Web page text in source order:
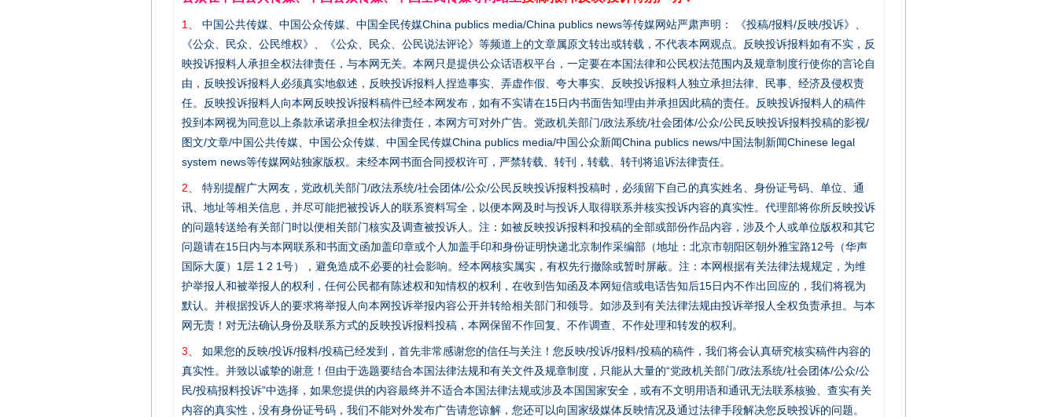
1、
中国公共传媒、中国公众传媒、中国全民传媒China publics media/China publics news等传媒网站严肃声明： 《投稿/报料/反映/投诉》、
《公众、民众、公民维权》、《公众、民众、公民说法评论》等频道上的文章属原文转出或转载，不代表本网观点。反映投诉报料如有不实，反
映投诉报料人承担全权法律责任，与本网无关。本网只是提供公众话语权平台，一定要在本国法律和公民权法范围内及规章制度行使你的言论自
由，反映投诉报料人必须真实地叙述，反映投诉报料人捏造事实、弄虚作假、夸大事实、反映投诉报料人独立承担法律、民事、经济及侵权责
任。反映投诉报料人向本网反映投诉报料稿件已经本网发布，如有不实请在15日内书面告知理由并承担因此稿的责任。反映投诉报料人的稿件
投到本网视为同意以上条款承诺承担全权法律责任，本网方可对外广告。党政机关部门/政法系统/社会团体/公众/公民反映投诉报料投稿的影视/
图文/文章/中国公共传媒、中国公众传媒、中国全民传媒China publics media/中国公众新闻China publics news/中国法制新闻Chinese legal
system news等传媒网站独家版权。未经本网书面合同授权许可，严禁转载、转刊，转载、转刊将追诉法律责任。
2、
特别提醒广大网友，党政机关部门/政法系统/社会团体/公众/公民反映投诉报料投稿时，必须留下自己的真实姓名、身份证号码、单位、通
讯、地址等相关信息，并尽可能把被投诉人的联系资料写全，以便本网及时与投诉人取得联系并核实投诉内容的真实性。代理部将你所反映投诉
的问题转送给有关部门时以便相关部门核实及调查被投诉人。注：如被反映投诉报料和投稿的全部或部份作品内容，涉及个人或单位版权和其它
问题请在15日内与本网联系和书面文函加盖印章或个人加盖手印和身份证明快递北京制作采编部（地址：北京市朝阳区朝外雅宝路12号（华声
国际大厦）1层 1 2 1号），避免造成不必要的社会影响。经本网核实属实，有权先行撤除或暂时屏蔽。注：本网根据有关法律法规规定，为维
护举报人和被举报人的权利，任何公民都有陈述权和知情权的权利，在收到告知函及本网短信或电话告知后15日内不作出回应的，我们将视为
默认。并根据投诉人的要求将举报人向本网投诉举报内容公开并转给相关部门和领导。如涉及到有关法律法规由投诉举报人全权负责承担。与本
网无责！对无法确认身份及联系方式的反映投诉报料投稿，本网保留不作回复、不作调查、不作处理和转发的权利。
3、
如果您的反映/投诉/报料/投稿已经发到，首先非常感谢您的信任与关注！您反映/投诉/报料/投稿的稿件，我们将会认真研究核实稿件内容的
真实性。并致以诚挚的谢意！但由于选题要结合本国法律法规和有关文件及规章制度，只能从大量的“党政机关部门/政法系统/社会团体/公众/公
民/投稿报料投诉”中选择，如果您提供的内容最终并不适合本国法律法规或涉及本国国家安全，或有不文明用语和通讯无法联系核验、查实有关
内容的真实性，没有身份证号码，我们不能对外发布广告请您谅解，您还可以向国家级媒体反映情况及通过法律手段解决您反映投诉的问题。
这是一记警钟！ 谢谢有你温暖了四季 法官巧妙执行解纠纷
在谋一域中谋全局
今年投资意愿榜揭晓 新中国诞生的见证